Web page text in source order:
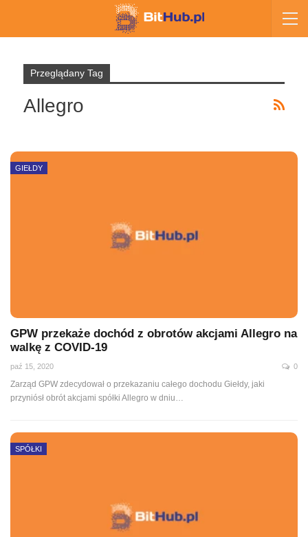
Przeglądany Tag
Allegro
GIEŁDY
GPW przekaże dochód z obrotów akcjami Allegro na
walkę z COVID-19
paź 15, 2020 0
Zarząd GPW zdecydował o przekazaniu całego dochodu Giełdy, jaki
przyniósł obrót akcjami spółki Allegro w dniu…
SPÓŁKI